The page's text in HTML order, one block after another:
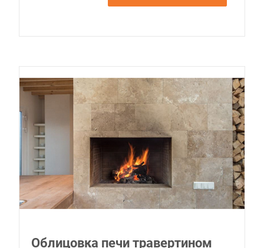
Облицовка печи травертином